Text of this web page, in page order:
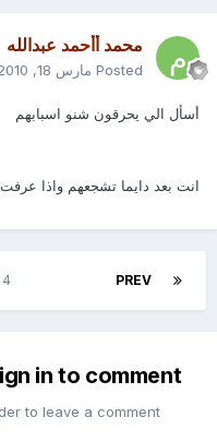
محمد أأحمد عبدالله
Posted مارس 18, 2010
أسأل الي يحرقون شنو اسبابهم
انت بعد دايما تشجعهم واذا عرفت
PREV
in to comment
to leave a comment